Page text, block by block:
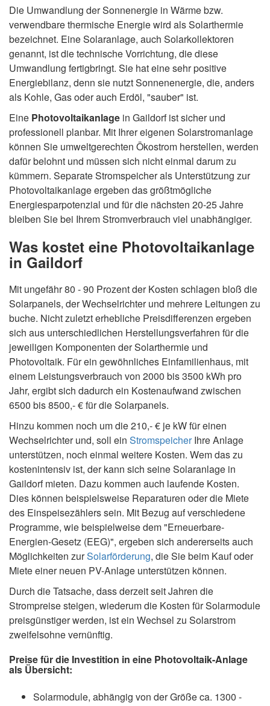
Die Umwandlung der Sonnenergie in Wärme bzw.
verwendbare thermische Energie wird als Solarthermie
bezeichnet. Eine Solaranlage, auch Solarkollektoren
genannt, ist die technische Vorrichtung, die diese
Umwandlung fertigbringt. Sie hat eine sehr positive
Energiebilanz, denn sie nutzt Sonnenenergie, die, anders
als Kohle, Gas oder auch Erdöl, "sauber" ist.
Eine Photovoltaikanlage in Gaildorf ist sicher und
professionell planbar. Mit Ihrer eigenen Solarstromanlage
können Sie umweltgerechten Ökostrom herstellen, werden
dafür belohnt und müssen sich nicht einmal darum zu
kümmern. Separate Stromspeicher als Unterstützung zur
Photovoltaikanlage ergeben das größtmögliche
Energiesparpotenzial und für die nächsten 20-25 Jahre
bleiben Sie bei Ihrem Stromverbrauch viel unabhängiger.
Was kostet eine Photovoltaikanlage
in Gaildorf
Mit ungefähr 80 - 90 Prozent der Kosten schlagen bloß die
Solarpanels, der Wechselrichter und mehrere Leitungen zu
buche. Nicht zuletzt erhebliche Preisdifferenzen ergeben
sich aus unterschiedlichen Herstellungsverfahren für die
jeweiligen Komponenten der Solarthermie und
Photovoltaik. Für ein gewöhnliches Einfamilienhaus, mit
einem Leistungsverbrauch von 2000 bis 3500 kWh pro
Jahr, ergibt sich dadurch ein Kostenaufwand zwischen
6500 bis 8500,- € für die Solarpanels.
Hinzu kommen noch um die 210,- € je kW für einen
Wechselrichter und, soll ein StromspeicherIhre Anlage
unterstützen, noch einmal weitere Kosten. Wem das zu
kostenintensiv ist, der kann sich seine Solaranlage in
Gaildorf mieten. Dazu kommen auch laufende Kosten.
Dies können beispielsweise Reparaturen oder die Miete
des Einspeisezählers sein. Mit Bezug auf verschiedene
Programme, wie beispielweise dem "Erneuerbare-
Energien-Gesetz (EEG)", ergeben sich andererseits auch
Möglichkeiten zurSolarförderung, die Sie beim Kauf oder
Miete einer neuen PV-Anlage unterstützen können.
Durch die Tatsache, dass derzeit seit Jahren die
Strompreise steigen, wiederum die Kosten für Solarmodule
preisgünstiger werden, ist ein Wechsel zu Solarstrom
zweifelsohne vernünftig.
Preise für die Investition in eine Photovoltaik-Anlage
als Übersicht:
Solarmodule, abhängig von der Größe ca. 1300 -